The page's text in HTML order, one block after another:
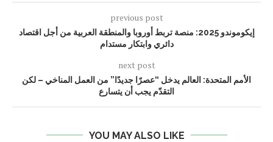
previous post
إيكوموندو 2025: منصة تربط أوروبا والمنطقة العربية من أجل اقتصاد
دائري وابتكار مستدام
next post
الأمم المتحدة: العالم يدخل “عصرًا جديدًا” من العمل المناخي – لكن
التقدّم يجب أن يتسارع
YOU MAY ALSO LIKE